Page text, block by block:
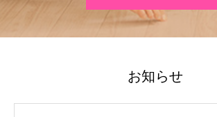
お知らせ